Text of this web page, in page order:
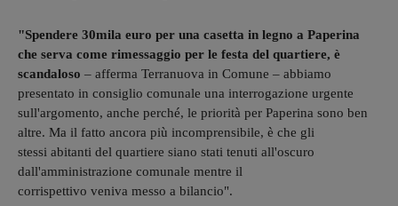
"Spendere 30mila euro per una casetta in legno a Paperina
che serva come rimessaggio per le festa del quartiere, è
scandaloso – afferma Terranuova in Comune – abbiamo
presentato in consiglio comunale una interrogazione urgente
sull'argomento, anche perché, le priorità per Paperina sono ben
altre. Ma il fatto ancora più incomprensibile, è che gli
stessi abitanti del quartiere siano stati tenuti all'oscuro
dall'amministrazione comunale mentre il
corrispettivo veniva messo a bilancio".